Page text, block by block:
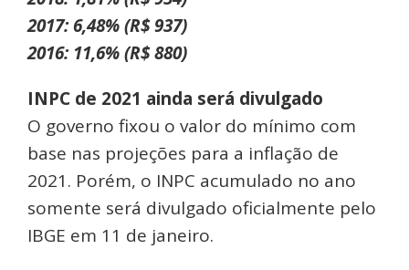
2017: 6,48% (R$ 937)
2016: 11,6% (R$ 880)
INPC de 2021 ainda será divulgado
O governo fixou o valor do mínimo com
base nas projeções para a inflação de
2021. Porém, o INPC acumulado no ano
somente será divulgado oficialmente pelo
IBGE em 11 de janeiro.